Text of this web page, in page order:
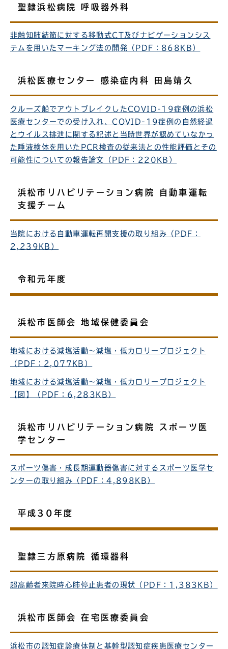
聖隷浜松病院 呼吸器外科
非触知肺結節に対する移動式CT及びナビゲーションシス
テムを用いたマーキング法の開発（PDF：868KB）
浜松医療センター 感染症内科 田島靖久
クルーズ船でアウトブレイクしたCOVID-19症例の浜松
医療センターでの受け入れ、COVID-19症例の自然経過
とウイルス排泄に関する記述と当時世界が認めていなかっ
た唾液検体を用いたPCR検査の従来法との性能評価とその
可能性についての報告論文（PDF：220KB）
浜松市リハビリテーション病院 自動車運転
支援チーム
当院における自動車運転再開支援の取り組み（PDF：
2,239KB）
令和元年度
浜松市医師会 地域保健委員会
地域における減塩活動～減塩・低カロリープロジェクト
（PDF：2,077KB）
地域における減塩活動～減塩・低カロリープロジェクト
【図】（PDF：6,283KB）
浜松市リハビリテーション病院 スポーツ医
学センター
スポーツ傷害・成長期運動器傷害に対するスポーツ医学セ
ンターの取り組み（PDF：4,898KB）
平成30年度
聖隷三方原病院 循環器科
超高齢者来院時心肺停止患者の現状（PDF：1,383KB）
浜松市医師会 在宅医療委員会
浜松市の認知症診療体制と基幹型認知症疾患医療センター